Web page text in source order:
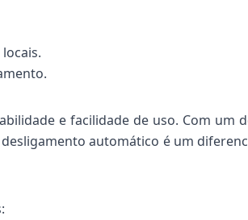
e facilidade de uso. Com
automático é um